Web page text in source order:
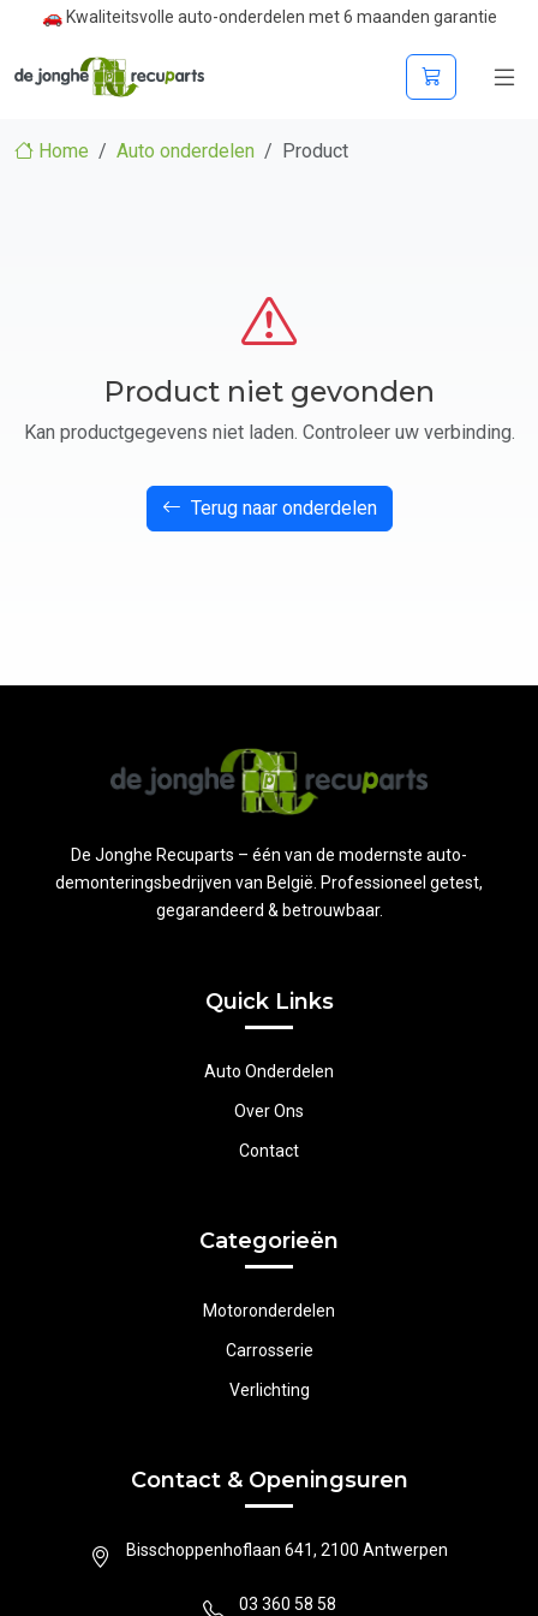
🚗 Kwaliteitsvolle auto-onderdelen met 6 maanden garantie
Home Auto onderdelen Product
Product niet gevonden
Kan productgegevens niet laden. Controleer uw verbinding.
Terug naar onderdelen
De Jonghe Recuparts – één van de modernste auto-
demonteringsbedrijven van België. Professioneel getest,
gegarandeerd & betrouwbaar.
Quick Links
Auto Onderdelen
Over Ons
Contact
Categorieën
Motoronderdelen
Carrosserie
Verlichting
Contact & Openingsuren
Bisschoppenhoflaan 641, 2100 Antwerpen
03 360 58 58